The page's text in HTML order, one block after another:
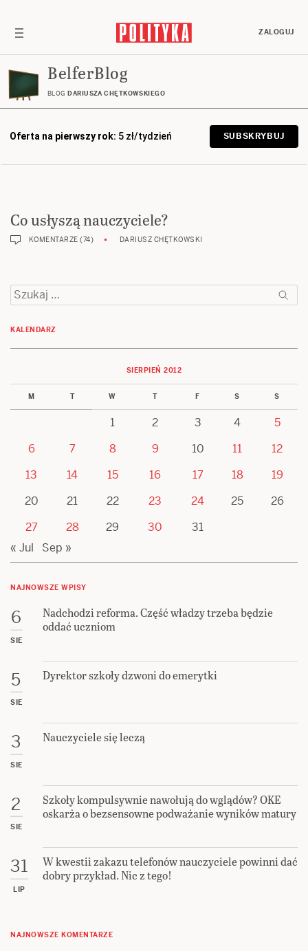
ZALOGUJ
BelferBlog
BLOG DARIUSZA CHĘTKOWSKIEGO
Oferta na pierwszy rok: 5 zł/tydzień SUBSKRYBUJ
Co usłyszą nauczyciele?
KOMENTARZE (74) DARIUSZ CHĘTKOWSKI
Szukaj:
KALENDARZ
SIERPIEŃ 2012
M T W T F S S
1 2 3 4
5
6
7 8 9 10 11
12
13
14 15 16 17 18
19
20
21 22 23 24 25
26
27
28 29 30
31
« Jul
Sep »
NAJNOWSZE WPISY
6
SIE
Nadchodzi reforma. Część władzy trzeba będzie
oddać uczniom
5
SIE
Dyrektor szkoły dzwoni do emerytki
3
SIE
Nauczyciele się leczą
2
SIE
Szkoły kompulsywnie nawołują do wglądów? OKE
oskarża o bezsensowne podważanie wyników matury
31
LIP
W kwestii zakazu telefonów nauczyciele powinni dać
dobry przykład. Nic z tego!
NAJNOWSZE KOMENTARZE